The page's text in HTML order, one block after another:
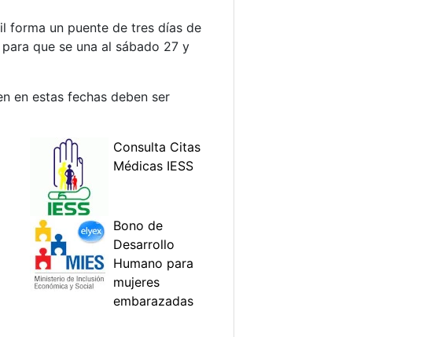
forma un puente de tres días de
que se una al sábado 27 y
en estas fechas deben ser